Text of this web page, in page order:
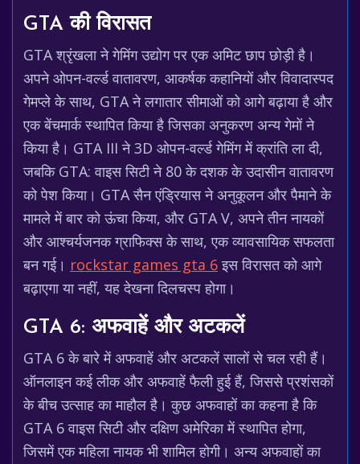
GTA की विरासत
GTA श्रृंखला ने गेमिंग उद्योग पर एक अमिट छाप छोड़ी है।
अपने ओपन-वर्ल्ड वातावरण, आकर्षक कहानियों और विवादास्पद
गेमप्ले के साथ, GTA ने लगातार सीमाओं को आगे बढ़ाया है और
एक बेंचमार्क स्थापित किया है जिसका अनुकरण अन्य गेमों ने
किया है। GTA III ने 3D ओपन-वर्ल्ड गेमिंग में क्रांति ला दी,
जबकि GTA: वाइस सिटी ने 80 के दशक के उदासीन वातावरण
को पेश किया। GTA सैन एंड्रियास ने अनुकूलन और पैमाने के
मामले में बार को ऊंचा किया, और GTA V, अपने तीन नायकों
और आश्चर्यजनक ग्राफिक्स के साथ, एक व्यावसायिक सफलता
बन गई। rockstar games gta 6इस विरासत को आगे
बढ़ाएगा या नहीं, यह देखना दिलचस्प होगा।
GTA 6: अफवाहें और अटकलें
GTA 6 के बारे में अफवाहें और अटकलें सालों से चल रही हैं।
ऑनलाइन कई लीक और अफवाहें फैली हुई हैं, जिससे प्रशंसकों
के बीच उत्साह का माहौल है। कुछ अफवाहों का कहना है कि
GTA 6 वाइस सिटी और दक्षिण अमेरिका में स्थापित होगा,
जिसमें एक महिला नायक भी शामिल होगी। अन्य अफवाहों का